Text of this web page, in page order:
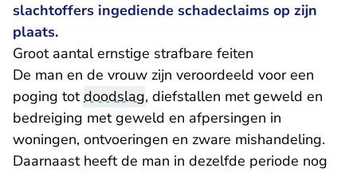
slachtoffers ingediende schadeclaims op zijn
plaats.
Groot aantal ernstige strafbare feiten
De man en de vrouw zijn veroordeeld voor een
poging totdoodslag, diefstallen met geweld en
bedreiging met geweld en afpersingen in
woningen, ontvoeringen en zware mishandeling.
Daarnaast heeft de man in dezelfde periode nog